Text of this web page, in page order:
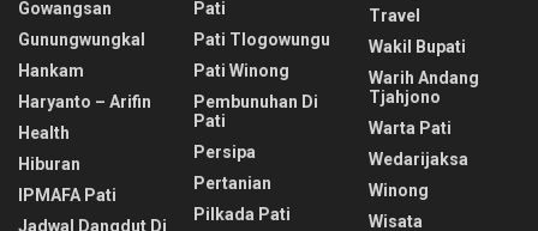
Gowangsan
Gunungwungkal
Hankam
Haryanto – Arifin
Health
Hiburan
IPMAFA Pati
Jadwal Dangdut Di
Pati
Pati Tlogowungu
Pati Winong
Pembunuhan Di
Pati
Persipa
Pertanian
Pilkada Pati
Travel
Wakil Bupati
Warih Andang
Tjahjono
Warta Pati
Wedarijaksa
Winong
Wisata